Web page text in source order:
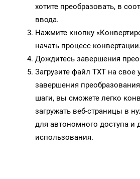
хотите преобразовать, в
ввода.
Нажмите кнопку
начать процесс конвертации.
Дождитесь завершения
Загрузите файл TXT на свое
завершения
шаги, вы сможете легко
загружать веб-страницы в
для автономного доступа и
использования.